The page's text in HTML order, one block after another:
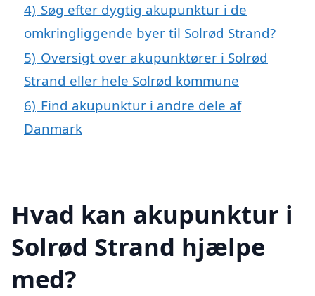
4) Søg efter dygtig akupunktur i de
omkringliggende byer til Solrød Strand?
5) Oversigt over akupunktører i Solrød
Strand eller hele Solrød kommune
6) Find akupunktur i andre dele af
Danmark
Hvad kan akupunktur i
Solrød Strand hjælpe
med?